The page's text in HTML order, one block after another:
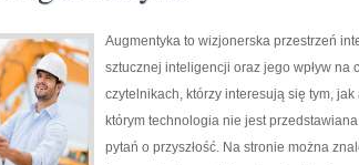
Augmentyka to wizjonerska przestrzeń
sztucznej inteligencji oraz jego wpływ na
czytelnikach, którzy interesują się tym,
którym technologia nie jest
pytań o przyszłość. Na stronie można